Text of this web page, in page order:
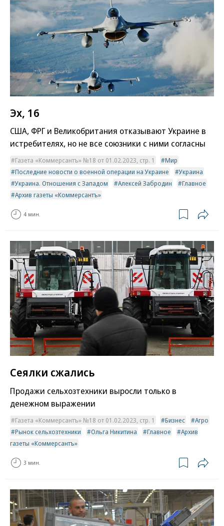
Эх, 16
США, ФРГ и Великобритания отказывают Украине в
истребителях, но не все союзники с ними согласны
Газета «Коммерсантъ» №18 от 01.02.2023, стр. 1
Мир
Последние новости о военной операции на Украине
Украина
Украина. Отношения с Западом
Алексей Забродин
Главное
Архив газеты «Коммерсантъ»
4 мин.
Сеялки сжались
Продажи сельхозтехники выросли только в
денежном выражении
Газета «Коммерсантъ» №18 от 01.02.2023, стр. 1 Бизнес
Агро
Рынок сельхозтехники
Ольга Никитина Главное
Архив
газеты «Коммерсантъ»
3 мин.